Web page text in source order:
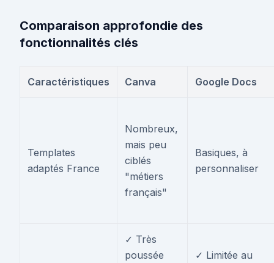
Comparaison approfondie des
fonctionnalités clés
Caractéristiques Canva Google Docs
Templates
adaptés France
Nombreux,
mais peu
ciblés
"métiers
français"
Basiques, à
personnaliser
✓ Très
poussée
✓ Limitée au